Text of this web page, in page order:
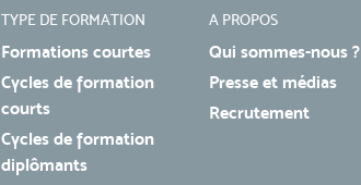
TYPE DE FORMATION
Formations courtes
Cycles de formation
courts
Cycles de formation
diplômants
A PROPOS
Qui sommes-nous ?
Presse et médias
Recrutement